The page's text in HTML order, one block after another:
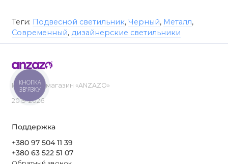
Теги: Подвесной светильник, Черный, Металл,
Современный, дизайнерские светильники
Интернет-магазин «ANZAZO»
2019-2026
Поддержка
+380 97 504 11 39
+380 63 522 51 07
КНОПКА
ЗВ'ЯЗКУ